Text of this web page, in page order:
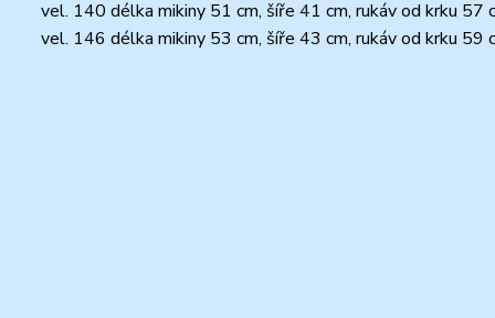
vel. 140 délka mikiny 51 cm, šíře 41 cm, rukáv od krku 57
vel. 146 délka mikiny 53 cm, šíře 43 cm, rukáv od krku 59